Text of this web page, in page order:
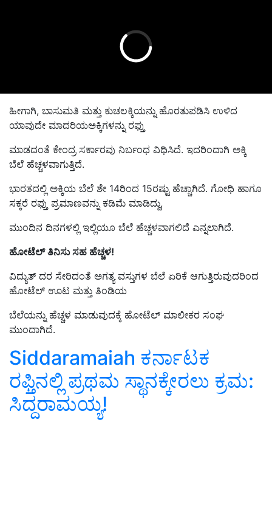
ಹೀಗಾಗಿ, ಬಾಸುಮತಿ ಮತ್ತು ಕುಚಲಕ್ಕಿಯನ್ನು ಹೊರತುಪಡಿಸಿ ಉಳಿದ
ಯಾವುದೇ ಮಾದರಿಯಅಕ್ಕಿಗಳನ್ನು ರಫ್ತು
ಮಾಡದಂತೆ ಕೇಂದ್ರ ಸರ್ಕಾರವು ನಿರ್ಬಂಧ ವಿಧಿಸಿದೆ. ಇದರಿಂದಾಗಿ ಅಕ್ಕಿ
ಬೆಲೆ ಹೆಚ್ಚಳವಾಗುತ್ತಿದೆ.
ಭಾರತದಲ್ಲಿ ಅಕ್ಕಿಯ ಬೆಲೆ ಶೇ 14ರಿಂದ 15ರಷ್ಟು ಹೆಚ್ಚಾಗಿದೆ. ಗೋಧಿ ಹಾಗೂ
ಸಕ್ಕರೆ ರಫ್ತು ಪ್ರಮಾಣವನ್ನು ಕಡಿಮೆ ಮಾಡಿದ್ದು,
ಮುಂದಿನ ದಿನಗಳಲ್ಲಿ ಇಲ್ಲಿಯೂ ಬೆಲೆ ಹೆಚ್ಚಳವಾಗಲಿದೆ ಎನ್ನಲಾಗಿದೆ.
ಹೋಟೆಲ್‌ ತಿನಿಸು ಸಹ ಹೆಚ್ಚಳ!
ವಿದ್ಯುತ್‌ ದರ ಸೇರಿದಂತೆ ಅಗತ್ಯ ವಸ್ತುಗಳ ಬೆಲೆ ಏರಿಕೆ ಆಗುತ್ತಿರುವುದರಿಂದ
ಹೋಟೆಲ್‌ ಊಟ ಮತ್ತು ತಿಂಡಿಯ
ಬೆಲೆಯನ್ನು ಹೆಚ್ಚಳ ಮಾಡುವುದಕ್ಕೆ ಹೋಟೆಲ್‌ ಮಾಲೀಕರ ಸಂಘ
ಮುಂದಾಗಿದೆ.
Siddaramaiah ಕರ್ನಾಟಕ
ರಫ್ತಿನಲ್ಲಿ ಪ್ರಥಮ ಸ್ಥಾನಕ್ಕೇರಲು ಕ್ರಮ:
ಸಿದ್ದರಾಮಯ್ಯ!